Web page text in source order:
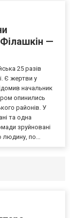
—
25 разів
Є жертви у
начальник
опинились
районів. У
та одна
зруйновані
по...